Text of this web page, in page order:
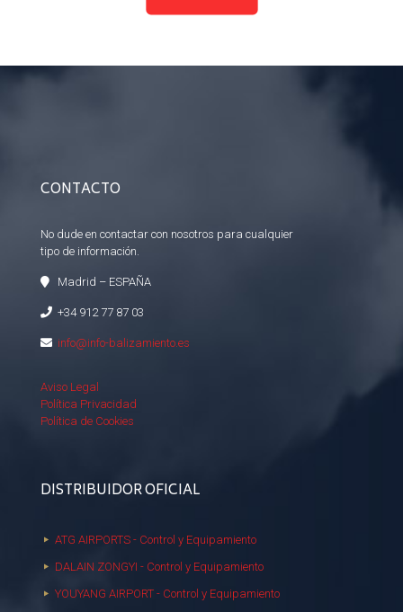
CONTACTO
No dude en contactar con nosotros para cualquier
tipo de información.
Madrid – ESPAÑA
+34 912 77 87 03
info@info-balizamiento.es
Aviso Legal
Política Privacidad
Política de Cookies
DISTRIBUIDOR OFICIAL
ATG AIRPORTS - Control y Equipamiento
DALAIN ZONGYI - Control y Equipamiento
YOUYANG AIRPORT - Control y Equipamiento